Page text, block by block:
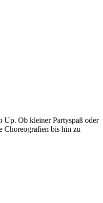
Up. Ob kleiner Partyspaß oder
Choreografien bis hin zu